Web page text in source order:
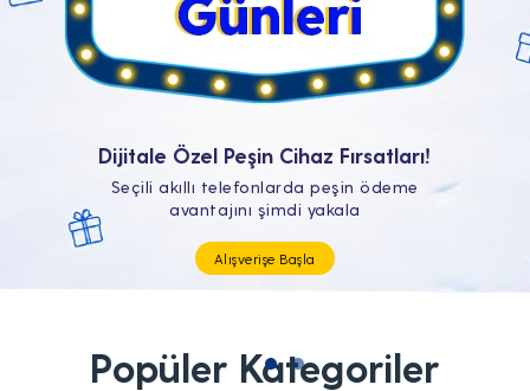
Tüm Teknolojik İhtiyaçların Tam'da
Popüler Kategoriler